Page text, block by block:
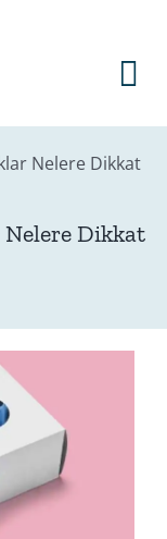
Nelere Dikkat
Dikkat